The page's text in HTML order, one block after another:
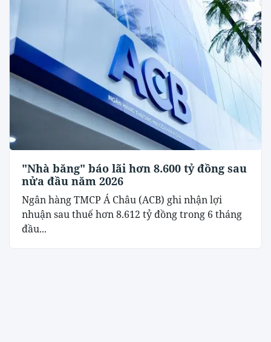
"Nhà băng" báo lãi hơn 8.600 tỷ đồng sau
nửa đầu năm 2026
Ngân hàng TMCP Á Châu (ACB) ghi nhận lợi
nhuận sau thuế hơn 8.612 tỷ đồng trong 6 tháng
đầu...